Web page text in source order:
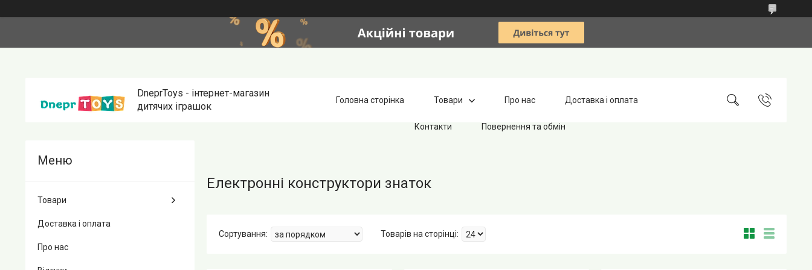
DneprToys - інтернет-магазин
дитячих іграшок
Головна сторінка Товари Про нас Доставка і оплата
Контакти Повернення та обмін
Електронні конструктори знаток
Товари
Доставка і оплата
Про нас